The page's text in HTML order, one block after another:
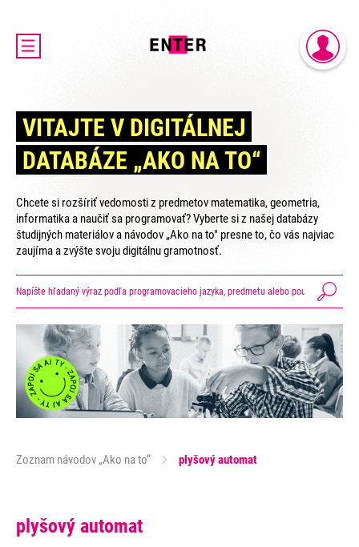
O PROJEKTE ENTER
ENTER MICRO:BIT 3D CUP
ENTER PROGRAMIÁDA
VIDEÁ YOUTUBEROV
VAŠE NÁPADY
KONTAKTY
REGISTRÁCIA
VITAJTE V DIGITÁLNEJ
DATABÁZE „AKO NA TO“
Chcete si rozšíriť vedomosti z predmetov matematika, geometria,
informatika a naučiť sa programovať? Vyberte si z našej databázy
študijných materiálov a návodov „Ako na to" presne to, čo vás najviac
zaujíma a zvýšte svoju digitálnu gramotnosť.
Zoznam návodov „Ako na to“ plyšový automat
plyšový automat